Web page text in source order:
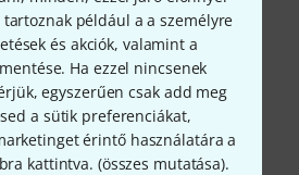
tartoznak például a a személyre
és akciók, valamint a
Ha ezzel nincsenek
egyszerűen csak add meg
a sütik preferenciákat,
érintő használatára a
kattintva. (összes mutatása).
és fizetés
titkosítással: Banki átutalás vagy
segítségével